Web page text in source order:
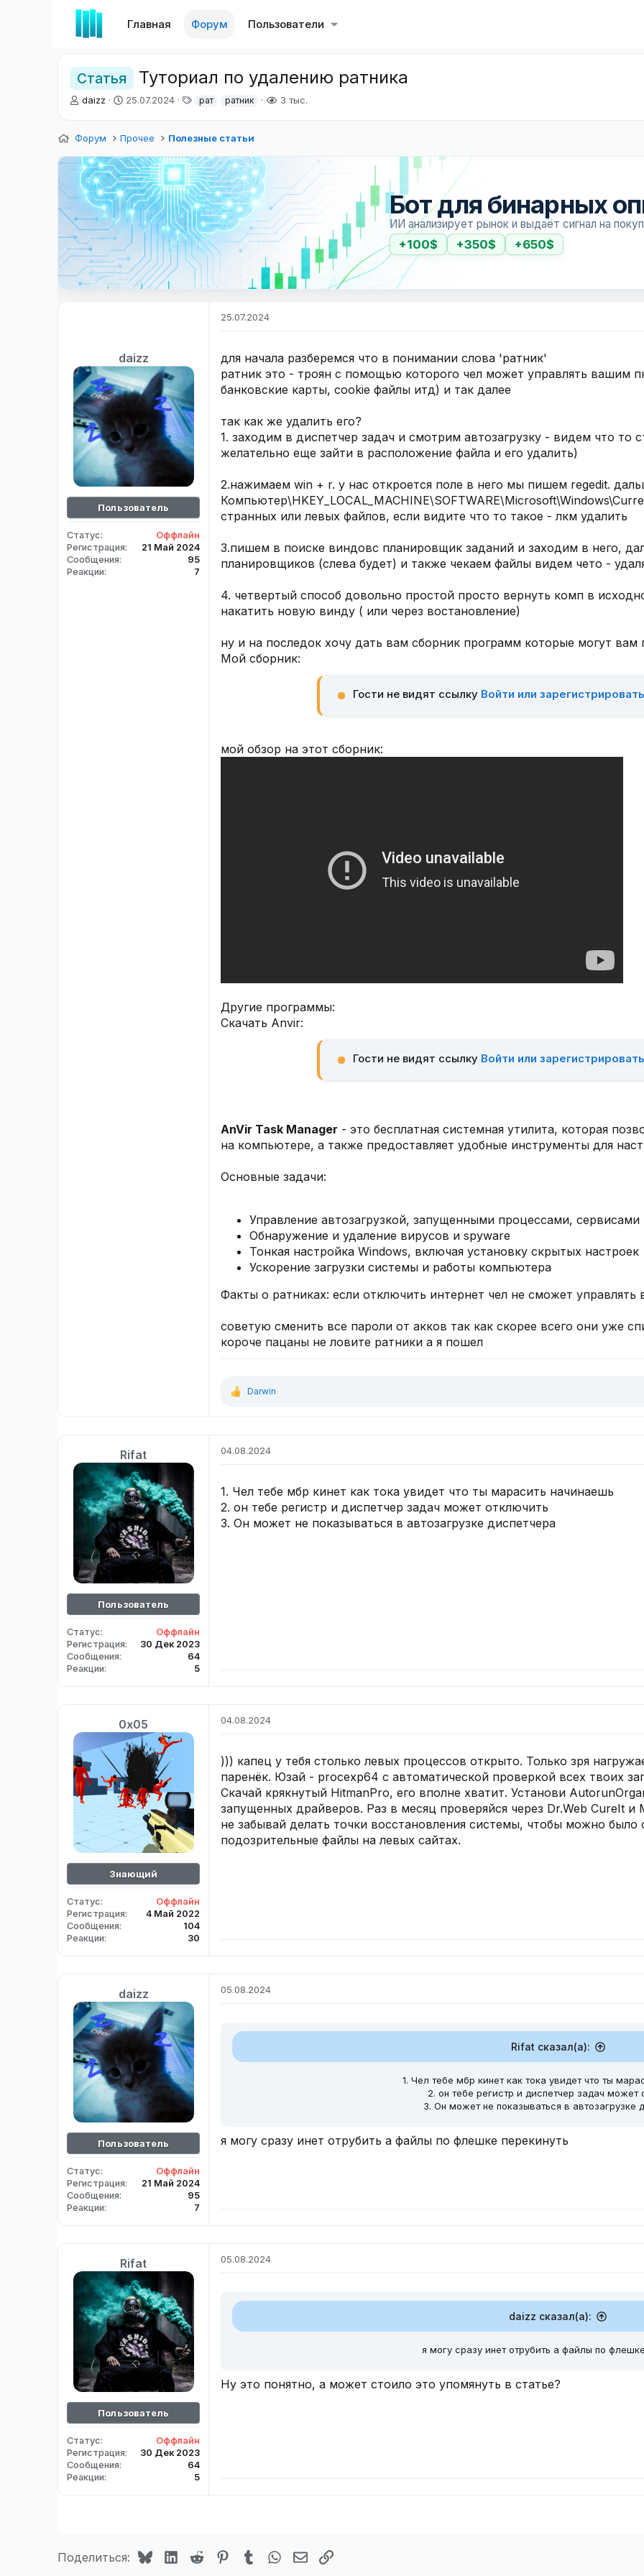
Главная Форум Пользователи
Статья Туториал по удалению ратника
А
о
т
е
м
ы
daizz
Д
а
а
ч
а
л
а
25.07.2024
Т
и
рат ратник 3 тыс.
Форум Прочее Полезные статьи
Бот для бинарных
ИИ анализирует рынок и выдаёт сигнал на
+100$ +350$ +650$
daizz
Пользователь
Статус
Оффлайн
Регистрация
21 Май 2024
Сообщения
95
Реакции
7
25.07.2024
для начала разберемся что в понимании слова 'ратник'
ратник это - троян с помощью которого чел может управлять вашим
банковские карты, cookie файлы итд) и так далее
так как же удалить его?
1. заходим в диспетчер задач и смотрим автозагрузку - видем что то
желательно еще зайти в расположение файла и его удалить)
2.нажимаем win + r. у нас откроется поле в него мы пишем regedit.
странных или левых файлов, если видите что то такое - лкм удалить
3.пишем в поиске виндовс планировщик заданий и заходим в него,
планировщиков (слева будет) и также чекаем файлы видем чето -
4. четвертый способ довольно простой просто вернуть комп в
накатить новую винду ( или через востановление)
ну и на последок хочу дать вам сборник программ которые могут вам
Мой сборник:
Гости не видят ссылку Войти или
мой обзор на этот сборник:
Другие программы:
Скачать Anvir:
Гости не видят ссылку Войти или
AnVir Task Manager - это бесплатная системная утилита, которая
на компьютере, а также предоставляет удобные инструменты для
Основные задачи:
Управление автозагрузкой, запущенными процессами,
Обнаружение и удаление вирусов и spyware
Тонкая настройка Windows, включая установку скрытых настроек
Ускорение загрузки системы и работы компьютера
Факты о ратниках: если отключить интернет чел не сможет
советую сменить все пароли от акков так как скорее всего они уже
короче пацаны не ловите ратники а я пошел
Р
и
Darwin
Rifat
Пользователь
Статус
Оффлайн
Регистрация
30 Дек 2023
Сообщения
64
Реакции
5
04.08.2024
1. Чел тебе мбр кинет как тока увидет что ты марасить начинаешь
2. он тебе регистр и диспетчер задач может отключить
3. Он может не показываться в автозагрузке диспетчера
0x05
Знающий
Статус
Оффлайн
Регистрация
4 Май 2022
Сообщения
104
Реакции
30
04.08.2024
))) капец у тебя столько левых процессов открыто. Только зря
паренёк. Юзай - procexp64 с автоматической проверкой всех твоих
Скачай крякнутый HitmanPro, его вполне хватит. Установи
запущенных драйверов. Раз в месяц проверяйся через Dr.Web CureIt
не забывай делать точки восстановления системы, чтобы можно было
подозрительные файлы на левых сайтах.
daizz
Пользователь
Статус
Оффлайн
Регистрация
21 Май 2024
Сообщения
95
Реакции
7
05.08.2024
Rifat сказал(а):
1. Чел тебе мбр кинет как тока увидет что ты
2. он тебе регистр и диспетчер задач может
3. Он может не показываться в автозагрузке
я могу сразу инет отрубить а файлы по флешке перекинуть
Rifat
Пользователь
Статус
Оффлайн
Регистрация
30 Дек 2023
Сообщения
64
Реакции
5
05.08.2024
daizz сказал(а):
я могу сразу инет отрубить а файлы по
Ну это понятно, а может стоило это упомянуть в статье?
Поделиться: BlueskyLinkedIn
Reddit Pinterest
TumblrWhatsAppЭлектронная почта
Ссылка